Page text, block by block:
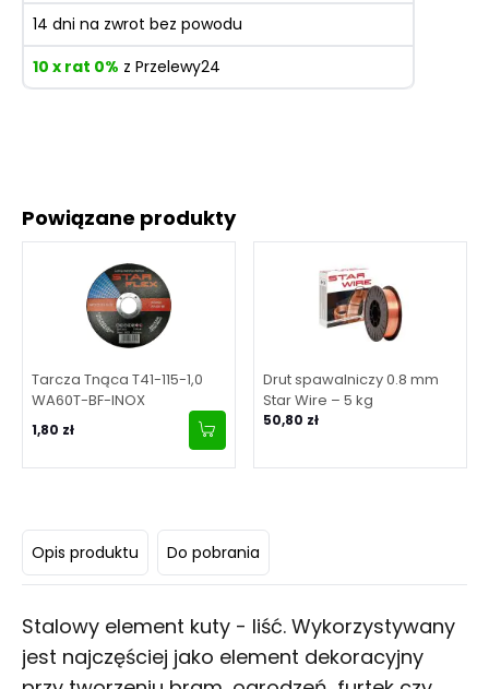
Powiązane produkty
Tarcza Tnąca T41-115-1,0
WA60T-BF-INOX
1,80 zł
Drut spawalniczy 0.8 mm
Star Wire – 5 kg
50,80 zł
Opis produktu Do pobrania
Stalowy element kuty - liść. Wykorzystywany
jest najczęściej jako element dekoracyjny
14 dni na zwrot bez powodu
10 x rat 0% z Przelewy24